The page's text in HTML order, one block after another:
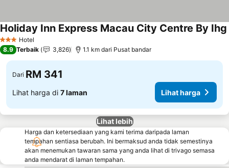
3 BintangHotel
Holiday Inn Express Macau City Centre By Ihg
8.9 Terbaik 3,826 1.1 km dari Pusat bandar
Dari RM 341
Lihat harga di 7 laman Lihat harga
Lihat lebih
Harga dan ketersediaan yang kami terima daripada laman
tempahan sentiasa berubah. Ini bermaksud anda tidak semestinya
akan menemukan tawaran sama yang anda lihat di trivago semasa
anda mendarat di laman tempahan.